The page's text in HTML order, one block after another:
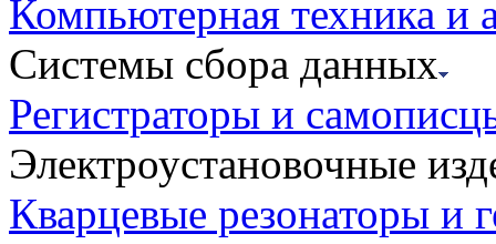
Компьютерная техника и
Системы сбора данных
Регистраторы и
Электроустановочные
Кварцевые резонаторы и